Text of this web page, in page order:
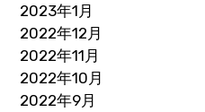
2023年1月
2022年12月
2022年11月
2022年10月
2022年9月